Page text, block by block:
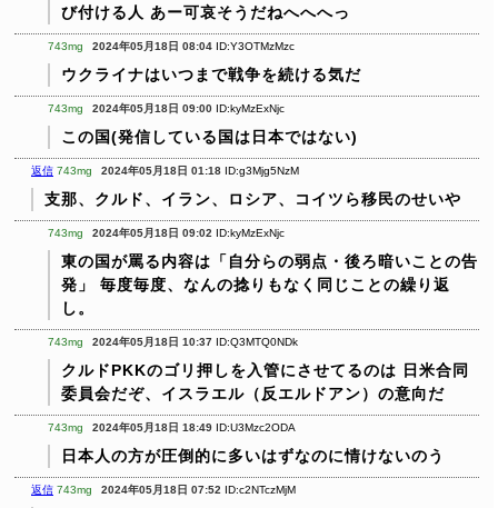
び付ける人 あー可哀そうだねへへへっ
743mg 2024年05月18日 08:04 ID:Y3OTMzMzc
ウクライナはいつまで戦争を続ける気だ
743mg 2024年05月18日 09:00 ID:kyMzExNjc
この国(発信している国は日本ではない)
返信 743mg 2024年05月18日 01:18 ID:g3Mjg5NzM
支那、クルド、イラン、ロシア、コイツら移民のせいや
743mg 2024年05月18日 09:02 ID:kyMzExNjc
東の国が罵る内容は「自分らの弱点・後ろ暗いことの告
発」
毎度毎度、なんの捻りもなく同じことの繰り返
し。
743mg 2024年05月18日 10:37 ID:Q3MTQ0NDk
クルドPKKのゴリ押しを入管にさせてるのは 日米合同
委員会だぞ、イスラエル（反エルドアン）の意向だ
743mg 2024年05月18日 18:49 ID:U3Mzc2ODA
日本人の方が圧倒的に多いはずなのに情けないのう
返信 743mg 2024年05月18日 07:52 ID:c2NTczMjM